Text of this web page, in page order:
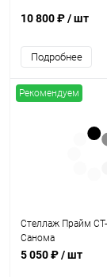
10 800 ₽/ шт
Подробнее
Рекомендуем
Стеллаж Прайм
Санома
5 050 ₽/ шт